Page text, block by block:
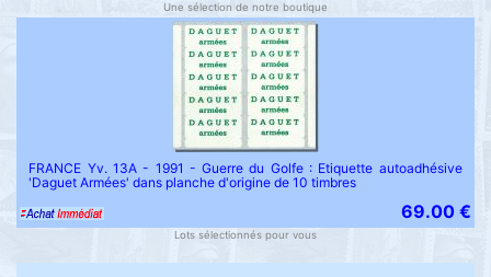
Une sélection de notre boutique
FRANCE Yv. 13A - 1991 - Guerre du Golfe : Etiquette autoadhésive
'Daguet Armées' dans planche d'origine de 10 timbres
69.00 €
Lots sélectionnés pour vous